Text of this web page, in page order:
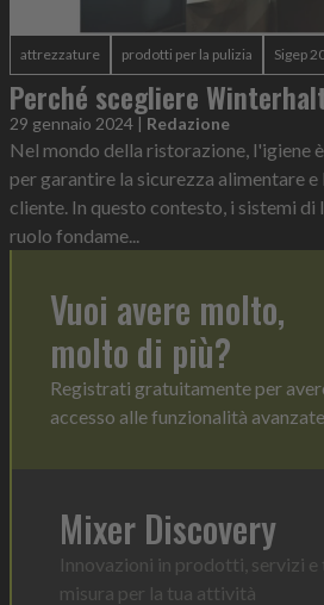
attrezzature prodotti per la pulizia Sigep
Perché scegliere
29 gennaio 2024 | Redazione
Nel mondo della ristorazione, l'igiene
per garantire la sicurezza alimentare
cliente. In questo contesto, i sistemi di
ruolo fondame...
Vuoi avere molto,
molto di più?
Registrati gratuitamente per
accesso alle funzionalità avanzate
Mixer Discovery
Innovazioni in prodotti, servizi e
misura per la tua attività